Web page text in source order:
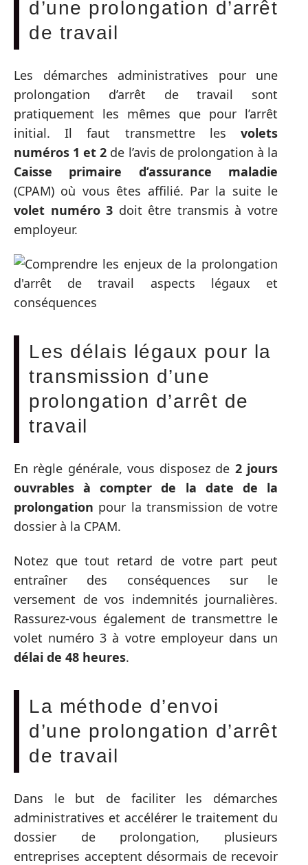
d’une prolongation d’arrêt
de travail
Les démarches administratives pour une
prolongation d’arrêt de travail sont
pratiquement les mêmes que pour l’arrêt
initial. Il faut transmettre les volets
numéros 1 et 2 de l’avis de prolongation à la
Caisse primaire d’assurance maladie
(CPAM) où vous êtes affilié. Par la suite le
volet numéro 3 doit être transmis à votre
employeur.
Les délais légaux pour la
transmission d’une
prolongation d’arrêt de
travail
En règle générale, vous disposez de 2 jours
ouvrables à compter de la date de la
prolongation pour la transmission de votre
dossier à la CPAM.
Notez que tout retard de votre part peut
entraîner des conséquences sur le
versement de vos indemnités journalières.
Rassurez-vous également de transmettre le
volet numéro 3 à votre employeur dans un
délai de 48 heures.
La méthode d’envoi
d’une prolongation d’arrêt
de travail
Dans le but de faciliter les démarches
administratives et accélérer le traitement du
dossier de prolongation, plusieurs
entreprises acceptent désormais de recevoir